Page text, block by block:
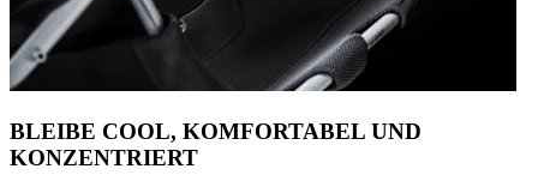
BLEIBE COOL, KOMFORTABEL UND
KONZENTRIERT